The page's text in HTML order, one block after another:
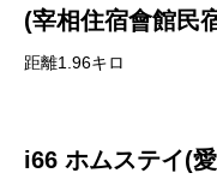
(宰相住宿會館民
距離1.96キロ
i66 ホムステイ(